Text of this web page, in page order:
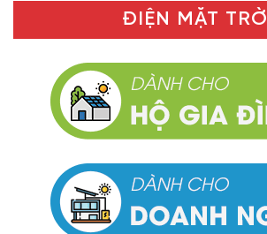
ĐIỆN MẶT TRỜI